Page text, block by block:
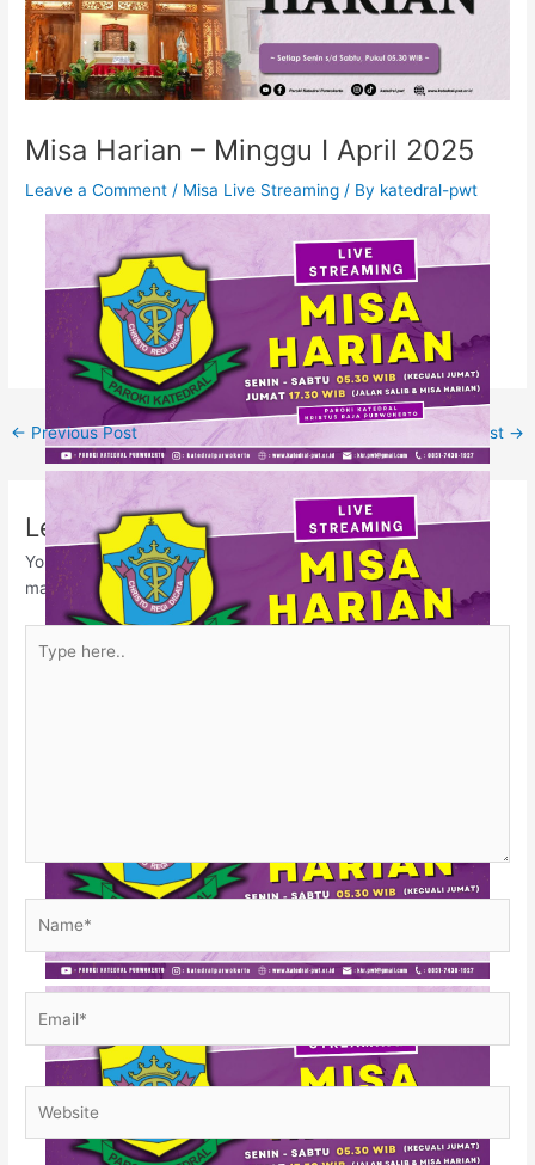
Misa Harian – Minggu I April 2025
Leave a Comment / Misa Live Streaming / By katedral-pwt
← Previous Post Next Post →
Leave a Comment
Your email address will not be published. Required fields are
marked
here..